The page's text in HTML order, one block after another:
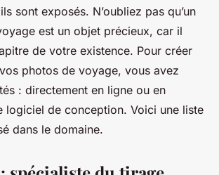
sont exposés. N’oubliez pas qu’un
est un objet précieux, car il
de votre existence. Pour créer
photos de voyage, vous avez
: directement en ligne ou en
logiciel de conception. Voici une liste
dans le domaine.